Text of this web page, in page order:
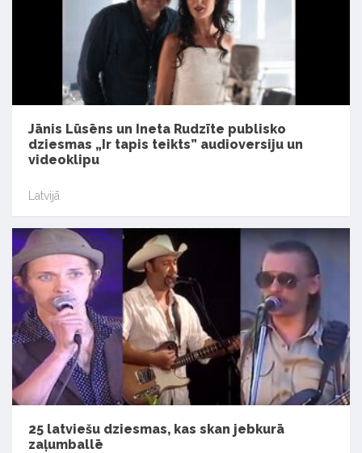
Jānis Lūsēns un Ineta Rudzīte publisko
dziesmas „Ir tapis teikts” audioversiju un
videoklipu
Latvijā
25 latviešu dziesmas, kas skan jebkurā
zaļumballē